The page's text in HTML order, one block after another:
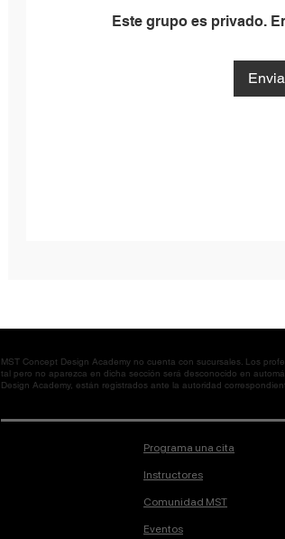
Este grupo es privado.
MST Concept Design Academy no cuenta con sucursales. Los
tal pero no aparezca en dicha sección será desconocido en
Design Academy, están registrados ante la autoridad
Programa una cita
Instructores
Comunidad MST
Eventos